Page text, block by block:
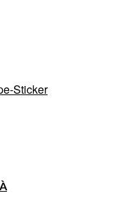
Sticker